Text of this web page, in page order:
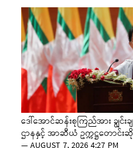
ဒေါ်အောင်ဆန်းစုကြည်အား ချွင်း
ဌာနနှင့် အာဆီယံ ဥက္ကဋ္ဌတောင်းဆို